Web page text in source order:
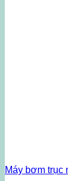
Máy bơm trục